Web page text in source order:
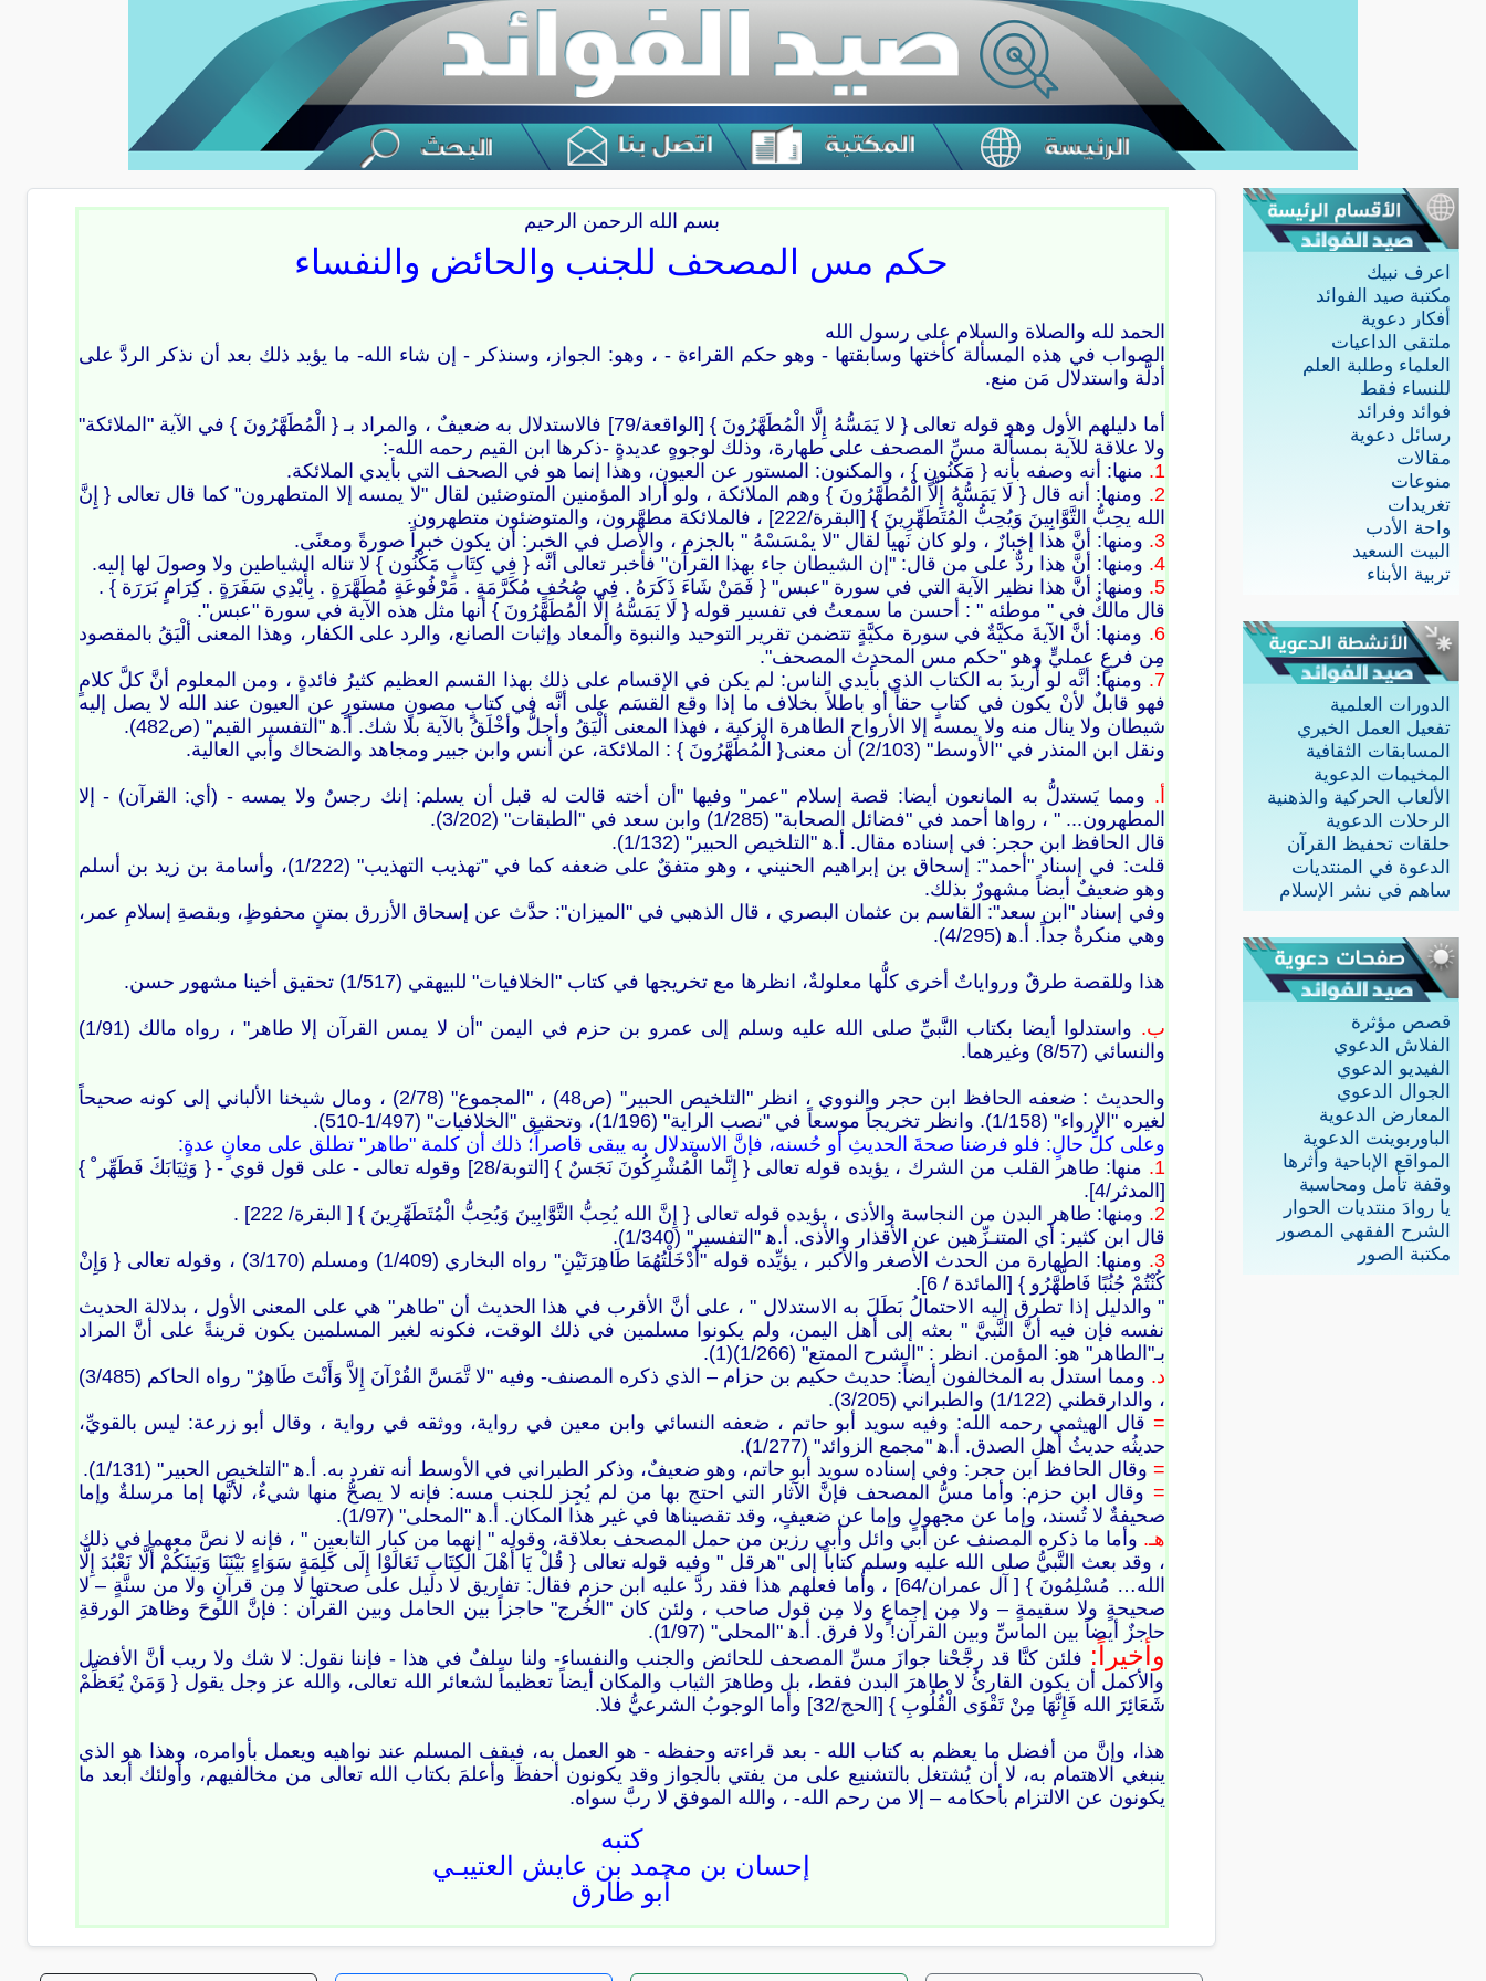
اعرف نبيك
مكتبة صيد الفوائد
أفكار دعوية
ملتقى الداعيات
العلماء وطلبة العلم
للنساء فقط
فوائد وفرائد
رسائل دعوية
مقالات
منوعات
تغريدات
واحة الأدب
البيت السعيد
تربية الأبناء
الدورات العلمية
تفعيل العمل الخيري
المسابقات الثقافية
المخيمات الدعوية
الألعاب الحركية والذهنية
الرحلات الدعوية
حلقات تحفيظ القرآن
الدعوة في المنتديات
ساهم في نشر الإسلام
قصص مؤثرة
الفلاش الدعوي
الفيديو الدعوي
الجوال الدعوي
المعارض الدعوية
الباوربوينت الدعوية
المواقع الإباحية وأثرها
وقفة تأمل ومحاسبة
يا روادَ منتديات الحوار
الشرح الفقهي المصور
مكتبة الصور
بسم الله الرحمن الرحيم
حكم مس المصحف للجنب والحائض والنفساء
الحمد لله والصلاة والسلام على رسول الله
الصواب في هذه المسألة كأختها وسابقتها - وهو حكم القراءة - ، وهو: الجواز، وسنذكر - إن شاء الله- ما يؤيد ذلك بعد أن نذكر الردَّ على
أدلَّة واستدلال مَن منع.
أما دليلهم الأول وهو قوله تعالى { لا يَمَسُّهُ إِلَّا الْمُطَهَّرُونَ } [الواقعة/79] فالاستدلال به ضعيفٌ ، والمراد بـ { الْمُطَهَّرُونَ } في الآية "الملائكة"
ولا علاقة للآية بمسألة مسِّ المصحف على طهارة، وذلك لوجوهٍ عديدةٍ -ذكرها ابن القيم رحمه الله-:
1. منها: أنه وصفه بأنه { مَكْنُونٍ } ، والمكنون: المستور عن العيون، وهذا إنما هو في الصحف التي بأيدي الملائكة.
2.
ومنها: أنه قال { لَا يَمَسُّهُ إِلَّا الْمُطَهَّرُونَ } وهم الملائكة ، ولو أراد المؤمنين المتوضئين لقال "لا يمسه إلا المتطهرون" كما قال تعالى { إِنَّ
الله يحِبُّ التَّوَّابِينَ وَيُحِبُّ الْمُتَطَهِّرِينَ } [البقرة/222] ، فالملائكة مطهَّرون، والمتوضئون متطهرون.
3. ومنها: أنَّ هذا إخبارٌ ، ولو كان نَهياً لقال "لا يمْسَسْهُ " بالجزم ، والأصل في الخبر: أن يكون خبراً صورةً ومعنًى.
4. ومنها: أنَّ هذا ردٌّ على من قال: "إن الشيطان جاء بهذا القرآن" فأخبر تعالى أنَّه { فِي كِتَابٍ مَكْنُون } لا تناله الشياطين ولا وصولَ لها إليه.
5. ومنها: أنَّ هذا نظير الآية التي في سورة "عبس" { فَمَنْ شَاءَ ذَكَرَهُ . فِي صُحُفٍ مُكَرَّمَةٍ . مَرْفُوعَةٍ مُطَهَّرَةٍ . بِأَيْدِي سَفَرَةٍ . كِرَامٍ بَرَرَة } .
قال مالكٌ في " موطئه " : أحسن ما سمعتُ في تفسير قوله { لَا يَمَسُّهُ إِلَّا الْمُطَهَّرُونَ } أنها مثل هذه الآية في سورة "عبس".
6.
ومنها: أنَّ الآيةَ مكيَّةٌ في سورة مكيَّةٍ تتضمن تقرير التوحيد والنبوة والمعاد وإثبات الصانع، والرد على الكفار، وهذا المعنى ألْيَقُ بالمقصود
مِن فرعٍ عمليٍّ وهو "حكم مس المحدِث المصحف".
7.
ومنها: أنَّه لو أُريدَ به الكتاب الذي بأيدي الناس: لم يكن في الإقسام على ذلك بهذا القسم العظيم كثيرُ فائدةٍ ، ومن المعلوم أنَّ كلَّ كلامٍ
فهو قابلٌ لأنْ يكون في كتابٍ حقاً أو باطلاً بخلاف ما إذا وقع القسَم على أنَّه في كتابٍ مصونٍ مستورٍ عن العيون عند الله لا يصل إليه
شيطان ولا ينال منه ولا يمسه إلا الأرواح الطاهرة الزكية ، فهذا المعنى ألْيَقُ وأجلُّ وأخْلَقُ بالآية بلا شك. أ.ه‍‏‍ "التفسير القيم" (ص482).
ونقل ابن المنذر في "الأوسط" (2/103) أن معنى{ الْمُطَهَّرُونَ } : الملائكة، عن أنس وابن جبير ومجاهد والضحاك وأبي العالية.
أ. ومما يَستدلُّ به المانعون أيضا: قصة إسلام "عمر" وفيها "أن أخته قالت له قبل أن يسلم: إنك رجسٌ ولا يمسه - (أي: القرآن) - إلا
المطهرون... " ، رواها أحمد في "فضائل الصحابة" (1/285) وابن سعد في "الطبقات" (3/202).
قال الحافظ ابن حجر: في إسناده مقال. أ.ه‍‏‍ "التلخيص الحبير" (1/132).
قلت: في إسناد "أحمد": إسحاق بن إبراهيم الحنيني ، وهو متفقٌ على ضعفه كما في "تهذيب التهذيب" (1/222)، وأسامة بن زيد بن أسلم
وهو ضعيفٌ أيضاً مشهورٌ بذلك.
وفي إسناد "ابن سعد": القاسم بن عثمان البصري ، قال الذهبي في "الميزان": حدَّث عن إسحاق الأزرق بمتنٍ محفوظٍ، وبقصةِ إسلامِ عمر،
وهي منكرةٌ جداً. أ.ه‍‏‍ (4/295).
هذا وللقصة طرقٌ ورواياتٌ أخرى كلُّها معلولةٌ، انظرها مع تخريجها في كتاب "الخلافيات" للبيهقي (1/517) تحقيق أخينا مشهور حسن.
ب.
واستدلوا أيضا بكتاب النَّبيِّ صلى الله عليه وسلم إلى عمرو بن حزم في اليمن "أن لا يمس القرآن إلا طاهر" ، رواه مالك (1/91)
والنسائي (8/57) وغيرهما.
والحديث : ضعفه الحافظ ابن حجر والنووي ، انظر "التلخيص الحبير" (ص48) ، "المجموع" (2/78) ، ومال شيخنا الألباني إلى كونه صحيحاً
لغيره "الإرواء" (1/158). وانظر تخريجاً موسعاً في "نصب الراية" (1/196)، وتحقيق "الخلافيات" (1/497-510).
وعلى كلِّ حالٍ: فلو فرضنا صحةَ الحديثِ أو حُسنه، فإنَّ الاستدلال به يبقى قاصراً؛ ذلك أن كلمة "طاهر" تطلق على معانٍ عدةٍ:
1.
منها: طاهر القلب من الشرك ، يؤيده قوله تعالى { إِنَّما الْمُشْرِكُونَ نَجَسٌ } [التوبة/28] وقوله تعالى - على قول قوي - { وَثِيَابَكَ فَطَهِّر ْ }
[المدثر/4].
2. ومنها: طاهر البدن من النجاسة والأذى ، يؤيده قوله تعالى { إِنَّ الله يُحِبُّ التَّوَّابِينَ وَيُحِبُّ الْمُتَطَهِّرِينَ } [ البقرة/ 222] .
قال ابن كثير: أي المتنـزِّهين عن الأقذار والأذى. أ.ه‍‏‍ "التفسير" (1/340).
3.
ومنها: الطهارة من الحدث الأصغر والأكبر ، يؤيِّده قوله "أَدْخَلْتُهُمَا طَاهِرَتَيْنِ" رواه البخاري (1/409) ومسلم (3/170) ، وقوله تعالى { وَإِنْ
كُنْتُمْ جُنُبًا فَاطَّهَّرُو } [المائدة / 6].
" والدليل إذا تطرق إليه الاحتمالُ بَطَلَ به الاستدلال " ، على أنَّ الأقرب في هذا الحديث أن "طاهر" هي على المعنى الأول ، بدلالة الحديث
نفسه فإن فيه أنَّ النَّبيَّ " بعثه إلى أهل اليمن، ولم يكونوا مسلمين في ذلك الوقت، فكونه لغير المسلمين يكون قرينةً على أنَّ المراد
ب‍ـ"الطاهر" هو: المؤمن. انظر : "الشرح الممتع" (1/266)(1).
د.
ومما استدل به المخالفون أيضاً: حديث حكيم بن حزام – الذي ذكره المصنف- وفيه "لا تَّمَسَّ القُرْآنَ إِلاَّ وَأَنْتَ طَاهِرٌ" رواه الحاكم (3/485)
، والدارقطني (1/122) والطبراني (3/205).
= قال الهيثمي رحمه الله: وفيه سويد أبو حاتم ، ضعفه النسائي وابن معين في رواية، ووثقه في رواية ، وقال أبو زرعة: ليس بالقويِّ،
حديثُه حديثُ أهلِ الصدق. أ.ه‍‏‍ "مجمع الزوائد" (1/277).
= وقال الحافظ ابن حجر: وفي إسناده سويد أبو حاتم، وهو ضعيفٌ، وذكر الطبراني في الأوسط أنه تفرد به. أ.ه‍‏‍ "التلخيص الحبير" (1/131).
= وقال ابن حزم: وأما مسُّ المصحف فإنَّ الآثار التي احتج بها من لم يُجِز للجنب مسه: فإنه لا يصحُّ منها شيءٌ، لأنَّها إما مرسلةٌ وإما
صحيفةٌ لا تُسند، وإما عن مجهولٍ وإما عن ضعيفٍ، وقد تقصيناها في غير هذا المكان. أ.ه‍‏‍ "المحلى" (1/97).
هـ. وأما ما ذكره المصنف عن أبي وائل وأبي رزين من حمل المصحف بعلاقة، وقوله " إنهما من كبار التابعين " ، فإنه لا نصَّ معهما في ذلك
، وقد بعث النَّبيُّ صلى الله عليه وسلم كتاباً إلى "هرقل " وفيه قوله تعالى { قُلْ يَا أَهْلَ الْكِتَابِ تَعَالَوْا إِلَى كَلِمَةٍ سَوَاءٍ بَيْنَنَا وَبَينَكُمْ أَلَّا نَعْبُدَ إِلَّا
الله… مُسْلِمُونَ } [ آل عمران/64] ، وأما فعلهم هذا فقد ردَّ عليه ابن حزم فقال: تفاريق لا دليل على صحتها لا مِن قرآنٍ ولا من سنَّةٍ – لا
صحيحةٍ ولا سقيمةٍ – ولا مِن إجماعٍ ولا مِن قول صاحب ، ولئن كان "الخُرج" حاجزاً بين الحامل وبين القرآن : فإنَّ اللوحَ وظاهرَ الورقةِ
حاجزٌ أيضاً بين الماسِّ وبين القرآن! ولا فرق. أ.ه‍‏‍ "المحلى" (1/97).
وأخيراً: فلئن كنَّا قد رجَّحْنا جوازَ مسِّ المصحف للحائض والجنب والنفساء- ولنا سلفٌ في هذا - فإننا نقول: لا شك ولا ريب أنَّ الأفضل
والأكمل أن يكون القارئُ لا طاهرَ البدن فقط، بل وطاهرَ الثياب والمكان أيضاً تعظيماً لشعائر الله تعالى، والله عز وجل يقول { وَمَنْ يُعَظِّمْ
شَعَائِرَ الله فَإِنَّهَا مِنْ تَقْوَى الْقُلُوبِ } [الحج/32] وأما الوجوبُ الشرعيُّ فلا.
هذا، وإنَّ من أفضل ما يعظم به كتاب الله - بعد قراءته وحفظه - هو العمل به، فيقف المسلم عند نواهيه ويعمل بأوامره، وهذا هو الذي
ينبغي الاهتمام به، لا أن يُشتغل بالتشنيع على من يفتي بالجواز وقد يكونون أحفظَ وأعلمَ بكتاب الله تعالى من مخالفيهم، وأولئك أبعد ما
يكونون عن الالتزام بأحكامه – إلا من رحم الله- ، والله الموفق لا ربَّ سواه.
كتبه
إحسان بن محمد بن عايش العتيبـي
أبو طارق